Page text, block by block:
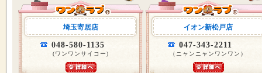
埼玉寄居店
048-580-1135
(ワンワンサイコー)
イオン新松戸店
047-343-2211
（ニャンニャンワンワン）